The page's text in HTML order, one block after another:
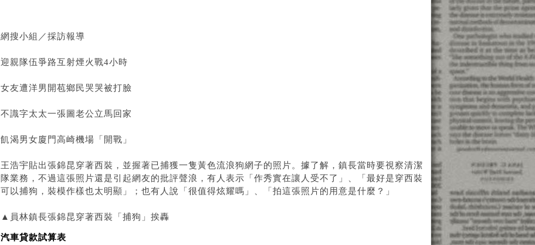
網搜小組／採訪報導
迎親隊伍爭路互射煙火戰4小時
女友遭洋男開苞鄉民哭哭被打臉
不識字太太一張圖老公立馬回家
飢渴男女廈門高崎機場「開戰」
王浩宇貼出張錦昆穿著西裝，並握著已捕獲一隻黃色流浪狗網子的照片。據了解，鎮長當時要視察清潔
隊業務，不過這張照片還是引起網友的批評聲浪，有人表示「作秀實在讓人受不了」、「最好是穿西裝
可以捕狗，裝模作樣也太明顯」；也有人說「很值得炫耀嗎」、「拍這張照片的用意是什麼？」
▲員林鎮長張錦昆穿著西裝「捕狗」挨轟
汽車貸款試算表